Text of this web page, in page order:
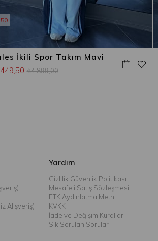
İkili Spor Takım Mavi
₺4.899,00
Alışveriş)
Yardım
Gizlilik Güvenlik Politikası
Mesafeli Satış Sözleşmesi
ETK Aydınlatma Metni
KVKK
İade ve Değişim Kuralları
Sık Sorulan Sorular